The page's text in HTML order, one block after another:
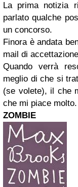
La prima notizia
parlato qualche
un concorso.
Finora è andata
mail di
Quando verrà
meglio di che si
(se volete), il che
che mi piace molto.
ZOMBIE